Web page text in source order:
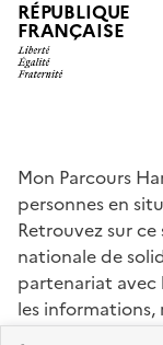
RÉPUBLIQUE
FRANÇAISE
Mon Parcours
personnes en
Retrouvez sur
nationale de
partenariat avec
les informations,
connaître vos